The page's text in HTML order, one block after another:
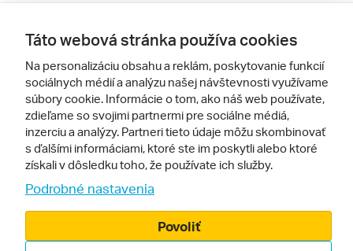
Sledujte nás
© 2005 - 2026, Zájazdy.sk,
spol. s r.o.
Táto webová stránka používa cookies
Na personalizáciu obsahu a reklám, poskytovanie funkcií
sociálnych médií a analýzu našej návštevnosti využívame
súbory cookie. Informácie o tom, ako náš web používate,
zdieľame so svojimi partnermi pre sociálne médiá,
inzerciu a analýzy. Partneri tieto údaje môžu skombinovať
s ďalšími informáciami, ktoré ste im poskytli alebo ktoré
získali v dôsledku toho, že používate ich služby.
Podrobné nastavenia
Povoliť